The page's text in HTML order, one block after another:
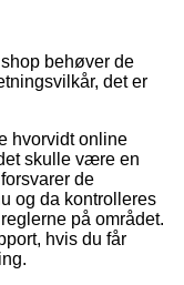
behøver de
det er
hvorvidt online
skulle være en
de
og da kontrolleres
på området.
hvis du får